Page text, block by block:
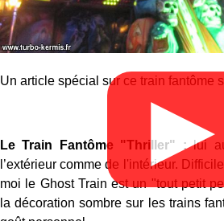
Un article spécial sur ce train fantôme
Le Train Fantôme "Thriller" :lui
l’extérieur comme de l'intérieur.
moi le Ghost Train est un "tout petit
la décoration sombre sur les trains